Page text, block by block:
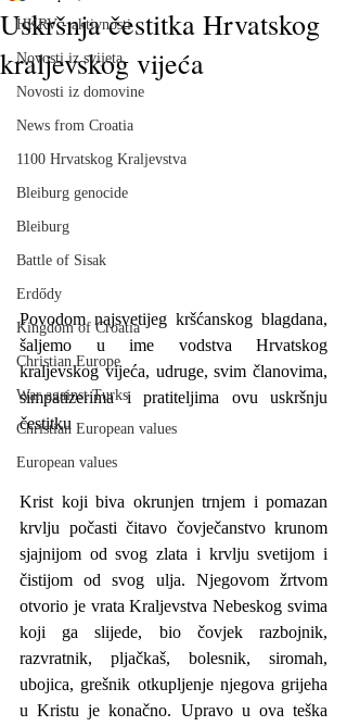
HKRV - aktivnosti
Novosti iz svijeta
Novosti iz domovine
News from Croatia
1100 Hrvatskog Kraljevstva
Bleiburg genocide
Bleiburg
Battle of Sisak
Erdődy
Kingdom of Croatia
Christian Europe
War against Turks
Christian European values
European values
Uskršnja čestitka Hrvatskog
kraljevskog vijeća
Povodom najsvetijeg kršćanskog blagdana,
šaljemo u ime vodstva Hrvatskog
kraljevskog vijeća, udruge, svim članovima,
simpatizerima i pratiteljima ovu uskršnju
čestitku
Krist koji biva okrunjen trnjem i pomazan
krvlju počasti čitavo čovječanstvo krunom
sjajnijom od svog zlata i krvlju svetijom i
čistijom od svog ulja. Njegovom žrtvom
otvorio je vrata Kraljevstva Nebeskog svima
koji ga slijede, bio čovjek razbojnik,
razvratnik, pljačkaš, bolesnik, siromah,
ubojica, grešnik otkupljenje njegova grijeha
u Kristu je konačno. Upravo u ova teška